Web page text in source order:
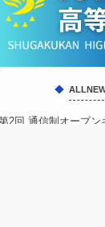
2回 通信制オープン